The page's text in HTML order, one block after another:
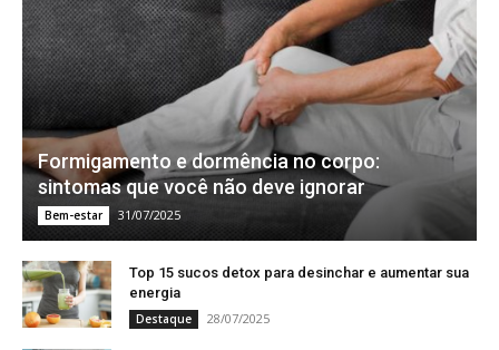
Formigamento e dormência no corpo:
sintomas que você não deve ignorar
Bem-estar 31/07/2025
Top 15 sucos detox para desinchar e aumentar sua
energia
Destaque 28/07/2025